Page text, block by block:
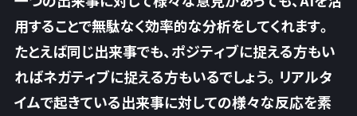
用することで無駄なく効率的な分析をしてくれます。
たとえば同じ出来事でも、ポジティブに捉える方もい
ればネガティブに捉える方もいるでしょう。リアルタ
イムで起きている出来事に対しての様々な反応を素